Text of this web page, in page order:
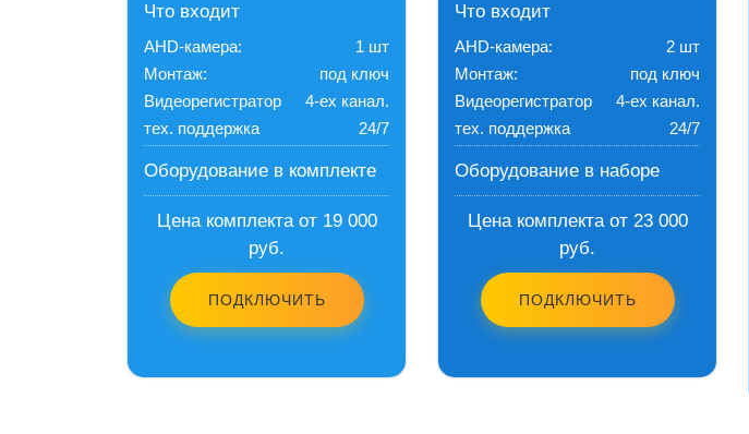
Что входит
AHD-камера:
1 шт
Монтаж:
под ключ
Видеорегистратор
4-ех канал.
тех. поддержка
24/7
Оборудование в комплекте
Цена комплекта от 19 000
руб.
ПОДКЛЮЧИТЬ
Что входит
AHD-камера:
2 шт
Монтаж:
под ключ
Видеорегистратор
4-ех канал.
тех. поддержка
24/7
Оборудование в наборе
Цена комплекта от 23 000
руб.
ПОДКЛЮЧИТЬ